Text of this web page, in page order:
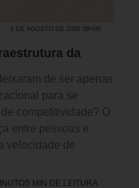
3 DE AGOSTO DE 2026 08H00
da
de ser apenas
para se
competitividade? O
entre pessoas e
velocidade de
MIN DE LEITURA